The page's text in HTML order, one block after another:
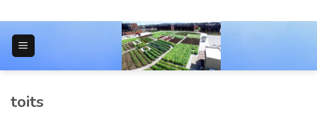
to
content
toits